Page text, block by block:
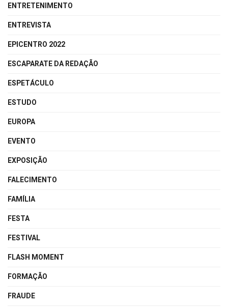
ENTRETENIMENTO
ENTREVISTA
EPICENTRO 2022
ESCAPARATE DA REDAÇÃO
ESPETÁCULO
ESTUDO
EUROPA
EVENTO
EXPOSIÇÃO
FALECIMENTO
FAMÍLIA
FESTA
FESTIVAL
FLASH MOMENT
FORMAÇÃO
FRAUDE